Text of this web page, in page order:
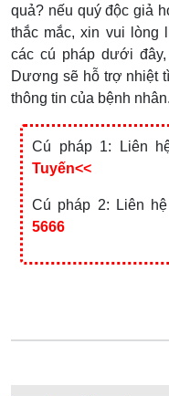
quả? nếu quý độc giả
thắc mắc, xin vui lòng
các cú pháp dưới
Dương sẽ hỗ trợ nhiệt
thông tin của bệnh nhân.
Cú pháp 1: Liên
Tuyến<<
Cú pháp 2: Liên
5666